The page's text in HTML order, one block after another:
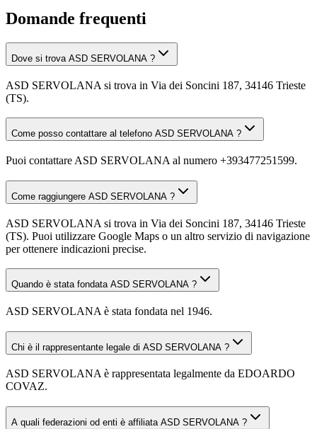
Domande frequenti
Dove si trova ASD SERVOLANA ?
ASD SERVOLANA si trova in Via dei Soncini 187, 34146 Trieste
(TS).
Come posso contattare al telefono ASD SERVOLANA ?
Puoi contattare ASD SERVOLANA al numero +393477251599.
Come raggiungere ASD SERVOLANA ?
ASD SERVOLANA si trova in Via dei Soncini 187, 34146 Trieste
(TS). Puoi utilizzare Google Maps o un altro servizio di navigazione
per ottenere indicazioni precise.
Quando è stata fondata ASD SERVOLANA ?
ASD SERVOLANA è stata fondata nel 1946.
Chi è il rappresentante legale di ASD SERVOLANA ?
ASD SERVOLANA è rappresentata legalmente da EDOARDO
COVAZ.
A quali federazioni od enti è affiliata ASD SERVOLANA ?